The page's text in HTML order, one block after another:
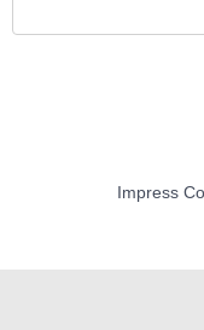
Impress